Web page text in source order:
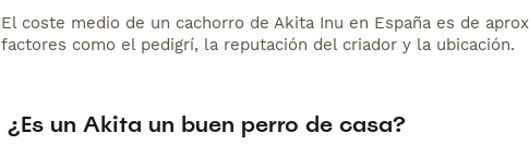
El coste medio de un cachorro de Akita Inu en España es de
factores como el pedigrí, la reputación del criador y la ubicación.
¿Es un Akita un buen perro de casa?